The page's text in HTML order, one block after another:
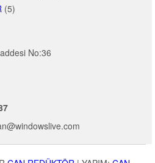
(5)
No:36